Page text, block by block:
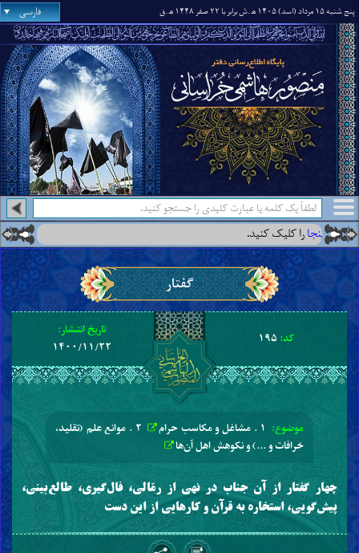
پنج شنبه ۱۵ مرداد (اسد) ۱۴۰۵ ه‍ .ش برابر با ۲۲ صفر ۱۴۴۸ ه‍ .ق فارسی
را کلیک کنید. ●
گفتار
کد: ۱۹۵
تاریخ انتشار:
۱۴۰۰/۱۱/۲۲
موضوع: ۱ . مشاغل و مکاسب حرام
۲ . موانع علم (تقلید،
خرافات و ...) و نکوهش اهل آن‌ها
چهار گفتار از آن جناب در نهی از رمّالی، فال‌گیری، طالع‌بینی،
پیش‌گویی، استخاره به قرآن و کارهایی از این دست